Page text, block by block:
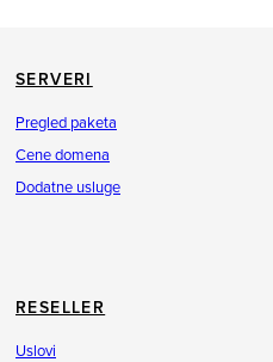
SERVERI
Pregled paketa
Cene domena
Dodatne usluge
RESELLER
Uslovi